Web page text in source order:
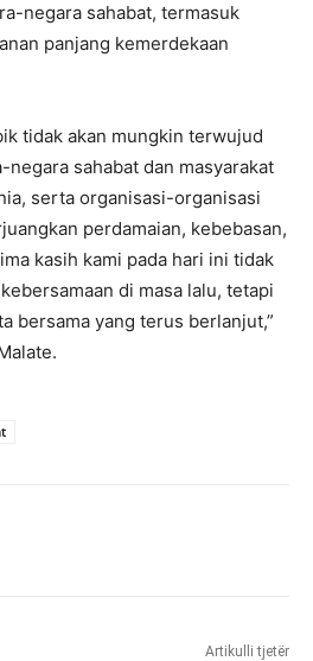
negara sahabat, termasuk
panjang kemerdekaan
tidak akan mungkin terwujud
sahabat dan masyarakat
serta organisasi-organisasi
perdamaian, kebebasan,
kasih kami pada hari ini tidak
di masa lalu, tetapi
bersama yang terus berlanjut,”
Artikulli tjetër